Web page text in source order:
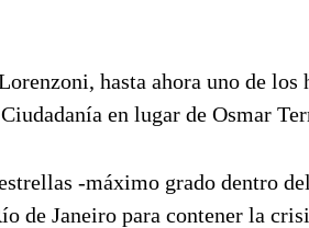
hasta ahora uno de
en lugar de Osmar
-máximo grado dentro
de Janeiro para contener la